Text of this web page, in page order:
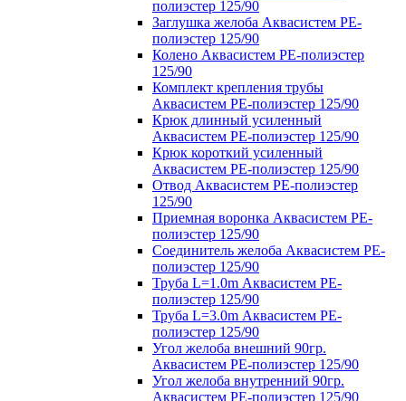
полиэстер 125/90
Заглушка желоба Аквасистем PE-
полиэстер 125/90
Колено Аквасистем PE-полиэстер
125/90
Комплект крепления трубы
Аквасистем PE-полиэстер 125/90
Крюк длинный усиленный
Аквасистем PE-полиэстер 125/90
Крюк короткий усиленный
Аквасистем PE-полиэстер 125/90
Отвод Аквасистем РЕ-полиэстер
125/90
Приемная воронка Аквасистем PE-
полиэстер 125/90
Соединитель желоба Аквасистем PE-
полиэстер 125/90
Труба L=1.0m Аквасистем PE-
полиэстер 125/90
Труба L=3.0m Аквасистем PE-
полиэстер 125/90
Угол желоба внешний 90гр.
Аквасистем PE-полиэстер 125/90
Угол желоба внутренний 90гр.
Аквасистем PE-полиэстер 125/90